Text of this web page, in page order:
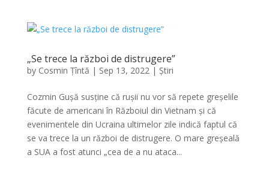
„Se trece la război de distrugere”
by Cosmin Țîntă | Sep 13, 2022| Știri
Cozmin Gușă susține că rușii nu vor să repete greșelile
făcute de americani în Războiul din Vietnam și că
evenimentele din Ucraina ultimelor zile indică faptul că
se va trece la un război de distrugere. O mare greșeală
a SUA a fost atunci „cea de a nu ataca...